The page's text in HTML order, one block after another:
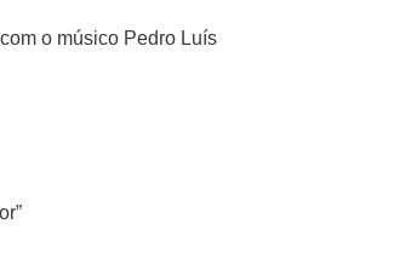
o músico Pedro Luís